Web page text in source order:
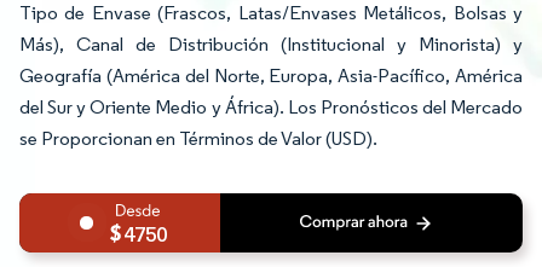
Tipo de Envase (Frascos, Latas/Envases Metálicos, Bolsas y
Más), Canal de Distribución (Institucional y Minorista) y
Geografía (América del Norte, Europa, Asia-Pacífico, América
del Sur y Oriente Medio y África). Los Pronósticos del Mercado
se Proporcionan en Términos de Valor (USD).
4750